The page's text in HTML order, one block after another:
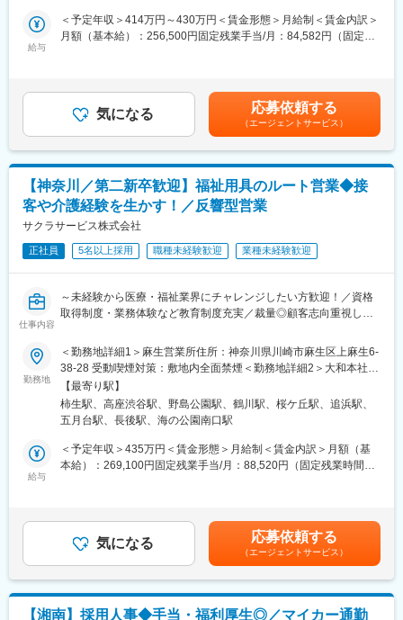
※ 17時頃には事務所へ帰社（基本19時頃には退社）します。
の研修で学んでいただきます。
■フォロー体制：
社内には建築士やケアマネジャー、作業療法士など各分野のエキ
スパートが在籍。営業先で専門的な問い合わせを受けた場合も、
社内の力を借りれば即座に解決できます。また商品の受発注は事
務スタッフがサポートします。
変更の範囲：会社の定める業務
職を募集します。
■具体的には：
・カタログを見ながら、お客様が生活しやすくなる福祉用具の説
明・提案。
必要な福祉用具が事前に分かっている場合は訪問時にお持ちする
ケアマネジャーが担当しているお客様の中で、お困りごとをお持
ちの方はいないかなどの情報を収集し、お客様をご紹介いただけ
るように信頼関係を構築していきます。
■業務の特徴：
・1回もしくは複数回の訪問で商品の使い勝手を確認頂き契約。価
・商品や書類の手配は、社内の事務スタッフが担当し営業に専念
できる環境です。
■一日の仕事の流れ：
納品から1週間後にお客様にお電話し、用具の使い心地や他に必要
なものを確認。その後は半年に1回の頻度でお客様宅を訪問しま
す。またケアマネージャーさんや介護スタッフとともに、お客様
へのケア方法を考える会議の参加やケアマネージャーさんにお客
す。
品説明会なども行なっています。◎未経験から始められます。
・入社後2ヵ月間は当社の事業を理解する期間です。ビジネスマナ
ーの習得、事業理解、他部署での業務体験などをしていただきま
す。
・福祉用具専門相談員の資格取得に向けた講習（50時間）も受
講。もちろん、費用は会社負担です。その後は、先輩営業が同行
喫煙場所有）変更の範囲：会社の定める事業所
給与
＜予定年収＞414万円～430万円＜賃金形態＞月給制＜賃金内訳＞
月額（基本給）：256,500円固定残業手当/月：84,582円（固定残
当賃金はあくまでも目安の金額であり、選考を通じて上下する可
能性があります。月給(月額)は固定手当を含めた表記です。
気になる 応募依頼する
（エージェントサービス）
【神奈川／第二新卒歓迎】福祉用具のルート営業◆接
客や介護経験を生かす！／反響型営業
サクラサービス株式会社
正社員 5名以上採用 職種未経験歓迎 業種未経験歓迎
仕事内容
～未経験から医療・福祉業界にチャレンジしたい方歓迎！／資格
取得制度・業務体験など教育制度充実／裁量◎顧客志向重視した
■業務内容：
福祉用具・医療機器のレンタルと販売事業を展開している当社に
て、日常生活に不便を感じている高齢の方へ、安全安心な暮らし
ができるような環境作りを提案します！
今回は業績好調で、より多くのお客様にアプローチするため営業
職を募集します。
■具体的には：
・カタログを見ながら、お客様が生活しやすくなる福祉用具の説
明・提案。
必要な福祉用具が事前に分かっている場合は訪問時にお持ちする
勤務地
＜勤務地詳細1＞麻生営業所住所：神奈川県川崎市麻生区上麻生6-
38-28 受動喫煙対策：敷地内全面禁煙＜勤務地詳細2＞大和本社住
所：神奈川県大和市渋谷1-7-9 勤務地最寄駅：小田急線／高座渋谷
駅受動喫煙対策：屋内喫煙可能場所あり＜勤務地詳細3＞追浜営業
所住所：神奈川県横須賀市夏島町16-1 勤務地最寄駅：京浜急行線
囲：会社の定める事業所
【最寄り駅】
柿生駅、高座渋谷駅、野島公園駅、鶴川駅、桜ケ丘駅、追浜駅、
五月台駅、長後駅、海の公園南口駅
給与
＜予定年収＞435万円＜賃金形態＞月給制＜賃金内訳＞月額（基
本給）：269,100円固定残業手当/月：88,520円（固定残業時間45
あくまでも目安の金額であり、選考を通じて上下する可能性があ
ります。月給(月額)は固定手当を含めた表記です。
気になる 応募依頼する
（エージェントサービス）
【湘南】採用人事◆手当・福利厚生◎／マイカー通勤